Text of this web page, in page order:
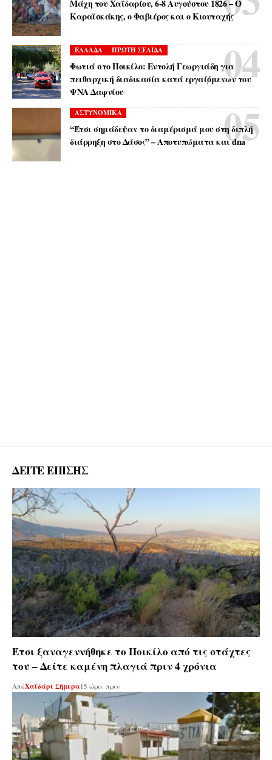
Μάχη του Χαϊδαρίου, 6-8 Αυγούστου 1826 – Ο
Καραϊσκάκης, ο Φαβιέρος και ο Κιουταχής
ΕΛΛΑΔΑ ΠΡΩΤΗ ΣΕΛΙΔΑ
Φωτιά στο Ποικίλο: Εντολή Γεωργιάδη για
πειθαρχική διαδικασία κατά εργαζόμενων του
ΨΝΑ Δαφνίου
ΑΣΤΥΝΟΜΙΚΑ
“Έτσι σημάδεψαν το διαμέρισμά μου στη διπλή
διάρρηξη στο Δάσος” – Αποτυπώματα και dna
ΔΕΙΤΕ ΕΠΙΣΗΣ
Έτσι ξαναγεννήθηκε το Ποικίλο από τις στάχτες
του – Δείτε καμένη πλαγιά πριν 4 χρόνια
ΑπόΧαϊδάρι Σήμερα 15 ώρες πριν